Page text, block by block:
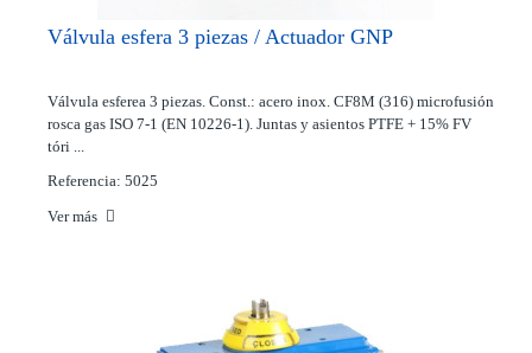
Válvula esfera 3 piezas / Actuador GNP
Válvula esferea 3 piezas. Const.: acero inox. CF8M (316) microfusión
rosca gas ISO 7-1 (EN 10226-1). Juntas y asientos PTFE + 15% FV
tóri ...
Referencia: 5025
Ver más